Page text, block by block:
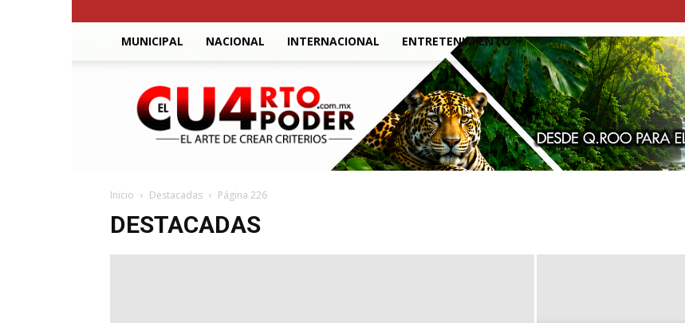
MUNICIPAL NACIONAL INTERNACIONAL ENTRETENIMIENTO
El
Cuarto
Poder
Inicio Destacadas Página 226
DESTACADAS